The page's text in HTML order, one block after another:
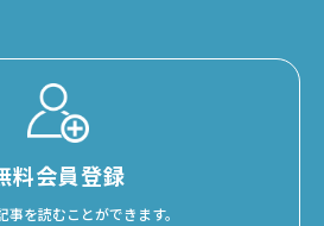
料会員登録
事を読むことができます。